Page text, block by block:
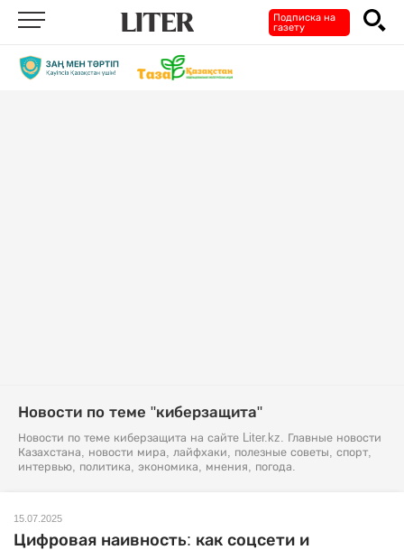
Подписка на
газету
Новости по теме "киберзащита"
Новости по теме киберзащита на сайте Liter.kz. Главные новости
Казахстана, новости мира, лайфхаки, полезные советы, спорт,
интервью, политика, экономика, мнения, погода.
15.07.2025
Цифровая наивность: как соцсети и